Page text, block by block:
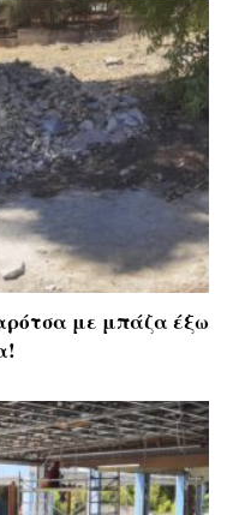
με μπάζα έξω